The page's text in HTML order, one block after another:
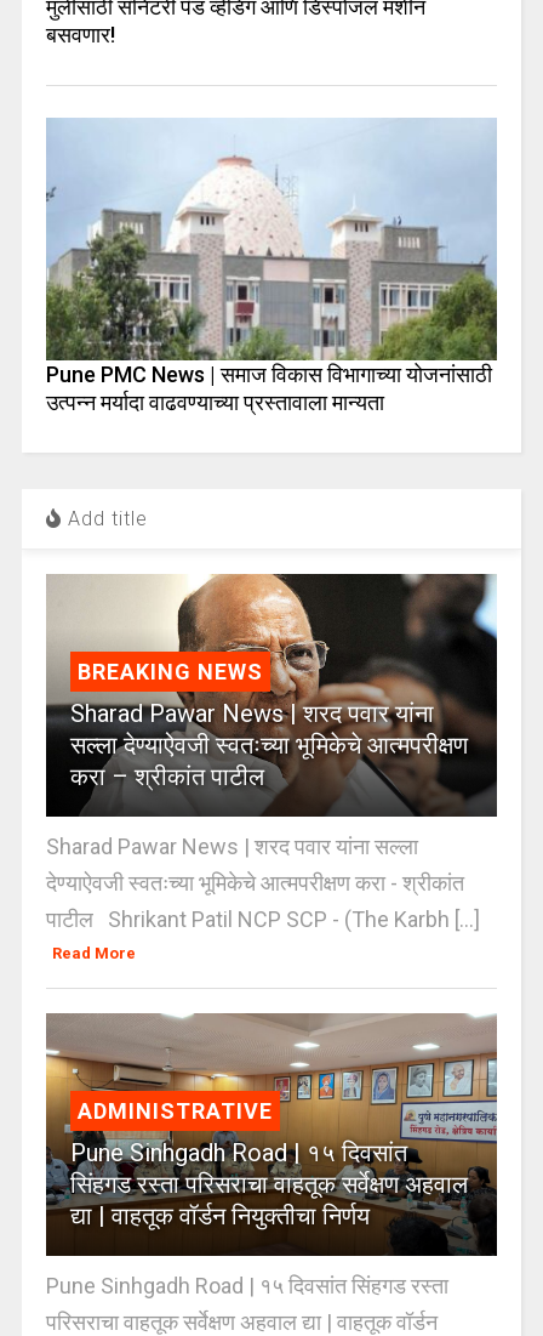
मुलींसाठी सॅनिटरी पॅड व्हेंडिंग आणि डिस्पोजल मशीन
बसवणार!
Pune PMC News | समाज विकास विभागाच्या योजनांसाठी
उत्पन्न मर्यादा वाढवण्याच्या प्रस्तावाला मान्यता
Add title
BREAKING NEWS
Sharad Pawar News | शरद पवार यांना
सल्ला देण्याऐवजी स्वतःच्या भूमिकेचे आत्मपरीक्षण
करा – श्रीकांत पाटील
Sharad Pawar News | शरद पवार यांना सल्ला
देण्याऐवजी स्वतःच्या भूमिकेचे आत्मपरीक्षण करा - श्रीकांत
पाटील Shrikant Patil NCP SCP - (The Karbh [...]
Read More
ADMINISTRATIVE
Pune Sinhgadh Road | १५ दिवसांत
सिंहगड रस्ता परिसराचा वाहतूक सर्वेक्षण अहवाल
द्या | वाहतूक वॉर्डन नियुक्तीचा निर्णय
Pune Sinhgadh Road | १५ दिवसांत सिंहगड रस्ता
परिसराचा वाहतूक सर्वेक्षण अहवाल द्या | वाहतूक वॉर्डन